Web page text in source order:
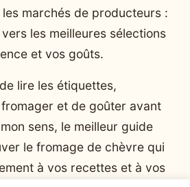
marchés de producteurs :
les meilleures sélections
et vos goûts.
lire les étiquettes,
et de goûter avant
sens, le meilleur guide
le fromage de chèvre qui
à vos recettes et à vos